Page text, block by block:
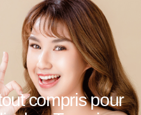
compris pour